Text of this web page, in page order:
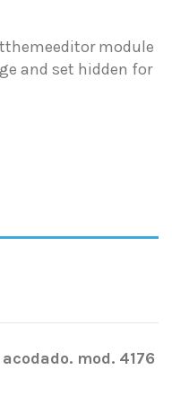
module
and set hidden for
mod. 4176